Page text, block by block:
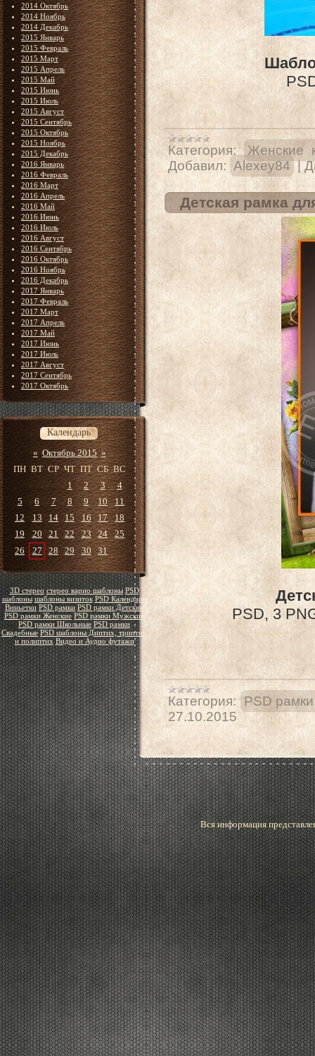
2014 Октябрь
2014 Ноябрь
2014 Декабрь
2015 Январь
2015 Февраль
2015 Март
2015 Апрель
2015 Май
2015 Июнь
2015 Июль
2015 Август
2015 Сентябрь
2015 Октябрь
2015 Ноябрь
2015 Декабрь
2016 Январь
2016 Февраль
2016 Март
2016 Апрель
2016 Май
2016 Июнь
2016 Июль
2016 Август
2016 Сентябрь
2016 Октябрь
2016 Ноябрь
2016 Декабрь
2017 Январь
2017 Февраль
2017 Март
2017 Апрель
2017 Май
2017 Июнь
2017 Июль
2017 Август
2017 Сентябрь
2017 Октябрь
Календарь
« Октябрь 2015 »
ПН ВТ СР ЧТ ПТ СБ ВС
1
2 3
4
5
6 7 8 9 10
11
12
13 14 15 16 17
18
19
20 21 22 23 24
25
26
27 28 29 30 31
3D стерео стерео варио шаблоны PSD
шаблоны шаблоны визиток PSD Календари
Виньетки PSD рамки PSD рамки Детские
PSD рамки Женские PSD рамки Мужские
PSD рамки Школьные PSD рамки
Свадебные PSD шаблоны Диптих, триптих
и полиптих Видео и Аудио футажи
Категория:
Женские
Добавил: Alexey84 |
Детская рамка
PSD, 3
Категория:
PSD
27.10.2015
Вся информация